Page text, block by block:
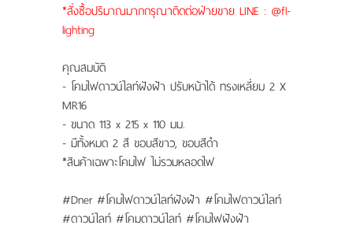
*สั่งซื้อปริมาณมากกรุณาติดต่อฝ่ายขาย LINE : @fl-
lighting
คุณสมบัติ
- โคมไฟดาวน์ไลท์ฝังฝ้า ปรับหน้าได้ ทรงเหลี่ยม 2 X
MR16
- ขนาด 113 x 215 x 110 มม.
- มีทั้งหมด 2 สี ขอบสีขาว, ขอบสีดำ
*สินค้าเฉพาะโคมไฟ ไม่รวมหลอดไฟ
#Dner #โคมไฟดาวน์ไลท์ฝังฝ้า #โคมไฟดาวน์ไลท์
#ดาวน์ไลท์ #โคมดาวน์ไลท์ #โคมไฟฝังฝ้า